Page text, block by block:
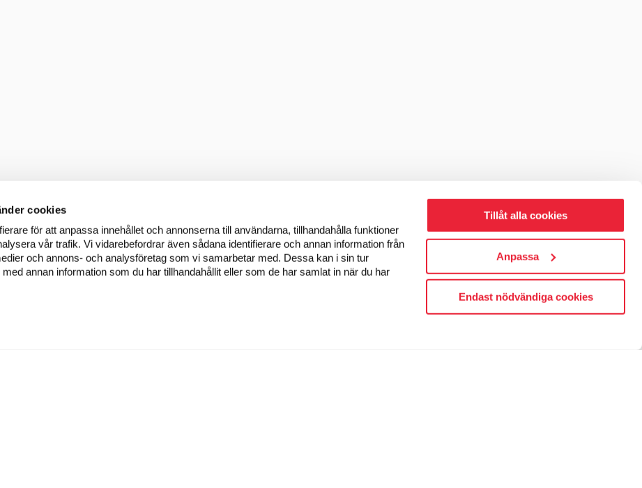
cookies
för att anpassa innehållet och annonserna till användarna, tillhandahålla funktioner
vår trafik. Vi vidarebefordrar även sådana identifierare och annan information från
och annons- och analysföretag som vi samarbetar med. Dessa kan i sin tur
annan information som du har tillhandahållit eller som de har samlat in när du har
Tillåt alla cookies
Anpassa
Endast nödvändiga cookies